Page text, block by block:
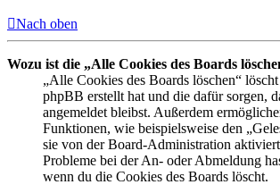
Nach oben
Wozu ist die „Alle Cookies des Boards
„Alle Cookies des Boards löschen“
phpBB erstellt hat und die dafür sorgen,
angemeldet bleibst. Außerdem
Funktionen, wie beispielsweise den
sie von der Board-Administration
Probleme bei der An- oder Abmeldung
wenn du die Cookies des Boards löscht.